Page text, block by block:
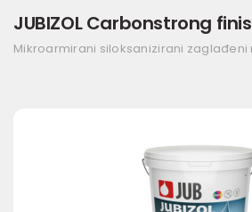
JUBIZOL Carbonstrong
Mikroarmirani siloksanizirani zaglađeni